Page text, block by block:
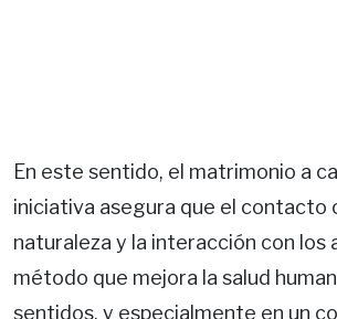
En este sentido, el matrimonio a
iniciativa asegura que el contacto
naturaleza y la interacción con los
método que mejora la salud
sentidos, y especialmente en un